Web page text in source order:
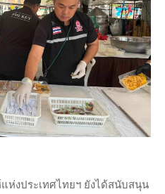
ห่งประเทศไทยฯ ยังได้สนับสนุน